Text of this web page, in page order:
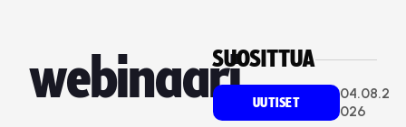
webinaariSUOSITTUA
UUTISET
04.08.2
026